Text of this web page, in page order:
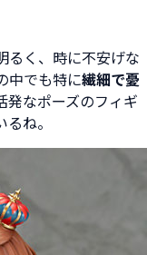
るく、時に不安げな
中でも特に繊細で憂
発なポーズのフィギ
ね。